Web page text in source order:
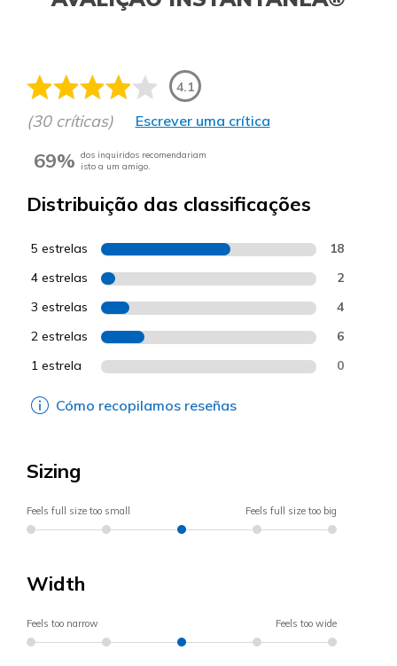
4.1
(30 críticas) Escrever uma crítica
69% dos inquiridos recomendariam
isto a um amigo.
Distribuição das classificações
5 estrelas 18
4 estrelas 2
3 estrelas 4
2 estrelas 6
1 estrela 0
Cómo recopilamos reseñas
Sizing
Feels full size too small Feels full size too big
Width
Feels too narrow Feels too wide